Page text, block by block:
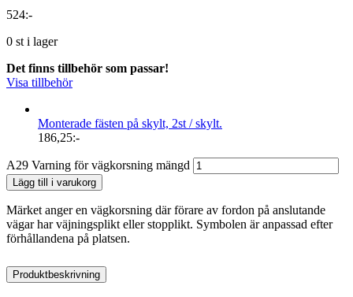
524:-
0 st i lager
Det finns tillbehör som passar!
Visa tillbehör
Monterade fästen på skylt, 2st / skylt.
186,25:-
A29 Varning för vägkorsning mängd
Lägg till i varukorg
Märket anger en vägkorsning där förare av fordon på anslutande
vägar har väjningsplikt eller stopplikt. Symbolen är anpassad efter
förhållandena på platsen.
Produktbeskrivning